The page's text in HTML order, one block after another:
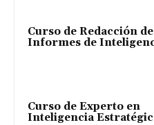
Curso de Redacción de
Informes de
Curso de Experto en
Inteligencia